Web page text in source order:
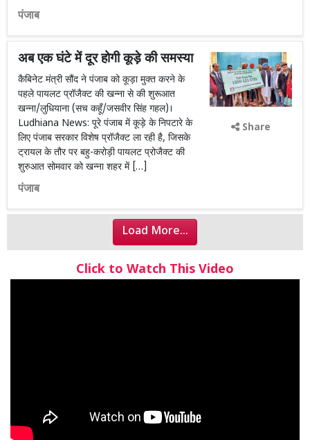
पंजाब
अब एक घंटे में दूर होगी कूड़े की समस्या
कैबिनेट मंत्री सौंद ने पंजाब को कूड़ा मुक्त करने के
पहले पायलट प्रॉजैक्ट की खन्ना से की शुरूआत
खन्ना/लुधियाना (सच कहूँ/जसवीर सिंह गहल)।
Ludhiana News: पूरे पंजाब में कूड़े के निपटारे के
लिए पंजाब सरकार विशेष प्रॉजैक्ट ला रही है, जिसके
ट्रायल के तौर पर बहु-करोड़ी पायलट प्रोजैक्ट की
शुरुआत सोमवार को खन्ना शहर में […]
पंजाब
Share
Load More...
Click to Watch This Video